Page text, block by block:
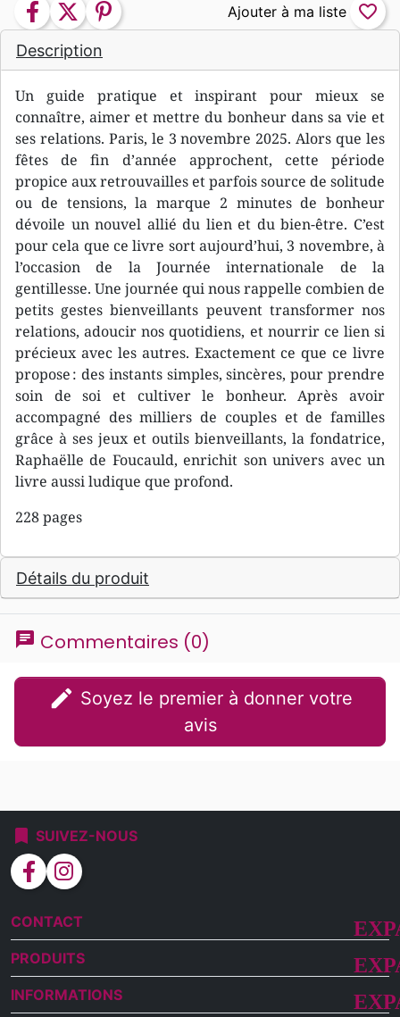
Description
Un guide pratique et inspirant pour mieux se
connaître, aimer et mettre du bonheur dans sa vie et
ses relations. Paris, le 3 novembre 2025. Alors que les
fêtes de fin d’année approchent, cette période
propice aux retrouvailles et parfois source de solitude
ou de tensions, la marque 2 minutes de bonheur
dévoile un nouvel allié du lien et du bien-être. C’est
pour cela que ce livre sort aujourd’hui, 3 novembre, à
l’occasion de la Journée internationale de la
gentillesse. Une journée qui nous rappelle combien de
petits gestes bienveillants peuvent transformer nos
relations, adoucir nos quotidiens, et nourrir ce lien si
précieux avec les autres. Exactement ce que ce livre
propose : des instants simples, sincères, pour prendre
soin de soi et cultiver le bonheur. Après avoir
accompagné des milliers de couples et de familles
grâce à ses jeux et outils bienveillants, la fondatrice,
Raphaëlle de Foucauld, enrichit son univers avec un
livre aussi ludique que profond.
228 pages
Détails du produit
facebook twitter pinterest favorite_border
chat Commentaires (0)
edit
avis
bookmark SUIVEZ-NOUS
facebook instagram
CONTACT
PRODUITS
INFORMATIONS